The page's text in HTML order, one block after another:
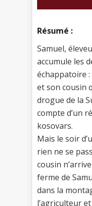
Résumé :
Samuel,
accumule les
échappatoire :
et son cousin
drogue de la
compte d’un
kosovars.
Mais le soir
rien ne se
cousin
ferme de
dans la
l’agriculteur